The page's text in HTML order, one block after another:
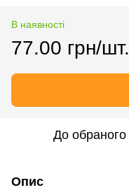
В наявності
77.00 грн/шт.
До обраного
Опис